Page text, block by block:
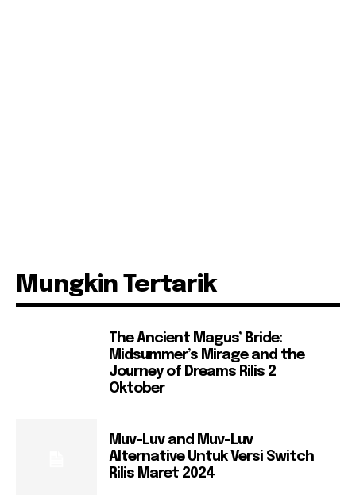
Mungkin Tertarik
The Ancient Magus’ Bride:
Midsummer’s Mirage and the
Journey of Dreams Rilis 2
Oktober
Muv-Luv and Muv-Luv
Alternative Untuk Versi Switch
Rilis Maret 2024